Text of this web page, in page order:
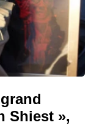
Shiest »,